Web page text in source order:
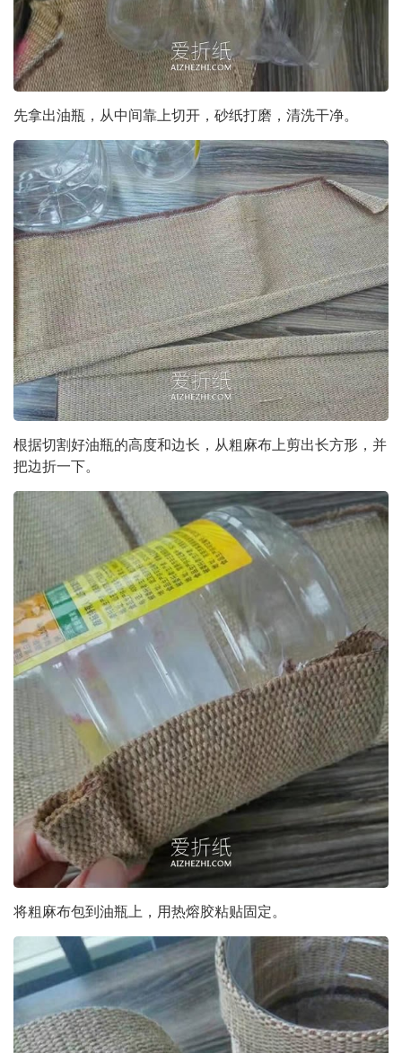
先拿出油瓶，从中间靠上切开，砂纸打磨，清洗干净。
根据切割好油瓶的高度和边长，从粗麻布上剪出长方形，并
把边折一下。
将粗麻布包到油瓶上，用热熔胶粘贴固定。